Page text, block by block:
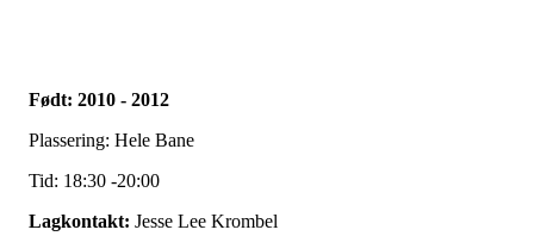
Født: 2010 - 2012
Plassering: Hele Bane
Tid: 18:30 -20:00
Lagkontakt: Jesse Lee Krombel